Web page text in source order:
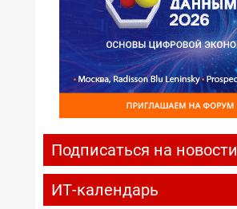
Подписаться на новости
ИТ-календарь